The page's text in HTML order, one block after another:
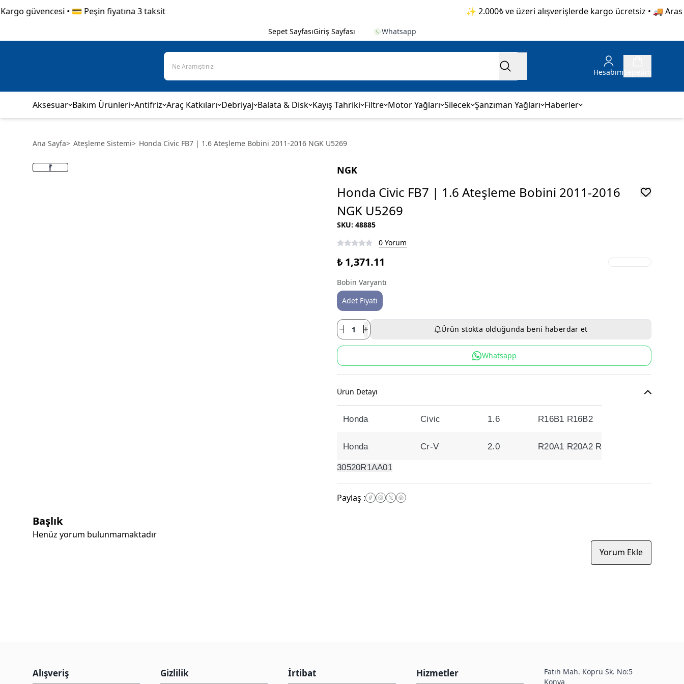
güvencesi • 💳 Peşin fiyatına 3 taksit ✨ 2.000₺ ve üzeri alışverişlerde kargo ücretsiz • 🚚 Aras
Sepet SayfasıGiriş Sayfası Whatsapp
Hesabım
Aksesuar Bakım Ürünleri Antifriz Araç Katkıları Debriyaj Balata & Disk Kayış Tahriki Filtre Motor Yağları Silecek Şanzıman Yağları Haberler
Ana Sayfa> Ateşleme Sistemi> Honda Civic FB7 | 1.6 Ateşleme Bobini 2011-2016 NGK U5269
NGK
Honda Civic FB7 | 1.6 Ateşleme Bobini 2011-2016
NGK U5269
SKU: 48885
0 Yorum
₺ 1,371.11
Bobin Varyantı
Adet Fiyatı
Ürün stokta olduğunda beni haberdar et
Whatsapp
Ürün Detayı
Honda Civic 1.6 R16B1 R16B2
Honda Cr-V 2.0 R20A1 R20A2 R20A6 R20A9
30520R1AA01
Paylaş :
Başlık
Henüz yorum bulunmamaktadır
Yorum Ekle
Alışveriş Gizlilik İrtibat Hizmetler
Fatih Mah. Köprü Sk. No:5
Konya